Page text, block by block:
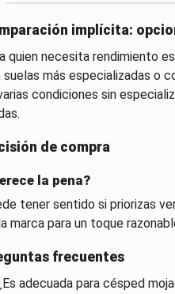
implícita:
quien necesita rendimiento
suelas más especializadas o
condiciones sin
de compra
la pena?
tener sentido si priorizas
marca para un toque
frecuentes
adecuada para césped